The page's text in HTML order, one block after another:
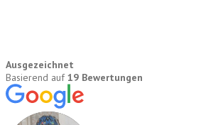
Ausgezeichnet
Basierend auf19 Bewertungen